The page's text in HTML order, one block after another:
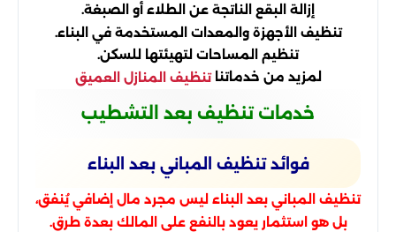
إزالة البقع الناتجة عن الطلاء أو الصبغة.
تنظيف الأجهزة والمعدات المستخدمة في البناء.
تنظيم المساحات لتهيئتها للسكن.
لمزيد من خدماتناتنظيف المنازل العميق
خدمات تنظيف بعد التشطيب
فوائد تنظيف المباني بعد البناء
تنظيف المباني بعد البناء ليس مجرد مال إضافي يُنفق،
بل هو استثمار يعود بالنفع على المالك بعدة طرق.